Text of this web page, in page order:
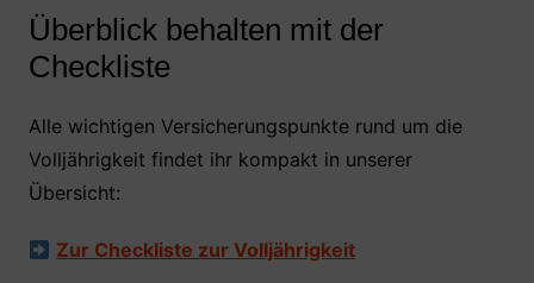
Überblick behalten mit der
Checkliste
Alle wichtigen Versicherungspunkte rund um die
Volljährigkeit findet ihr kompakt in unserer
Übersicht:
Zur Checkliste zur Volljährigkeit